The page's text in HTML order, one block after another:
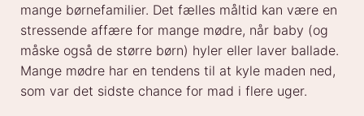
mange børnefamilier. Det fælles måltid kan være en
stressende affære for mange mødre, når baby (og
måske også de større børn) hyler eller laver ballade.
Mange mødre har en tendens til at kyle maden ned,
som var det sidste chance for mad i flere uger.